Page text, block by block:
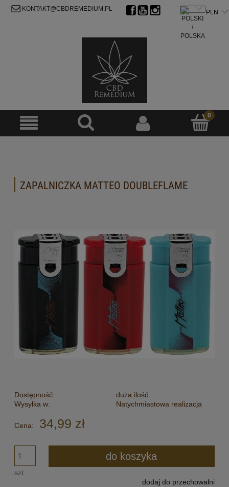
KONTAKT@CBDREMEDIUM.PL
ZAPALNICZKA MATTEO DOUBLEFLAME
Dostępność:
duża ilość
Wysyłka w:
Natychmiastowa realizacja
Cena: 34,99 zł
szt.
do koszyka
dodaj do przechowalni